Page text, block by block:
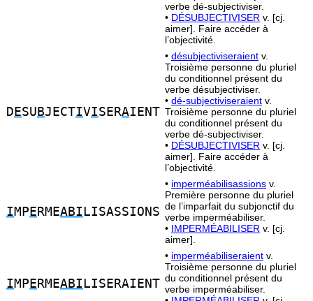
verbe dé-subjectiviser.
• DÉSUBJECTIVISER v. [cj.
aimer]. Faire accéder à
l’objectivité.
D ESU BJECTIVISERAIENT
• désubjectiviseraient v.
Troisième personne du pluriel
du conditionnel présent du
verbe désubjectiviser.
• dé-subjectiviseraient v.
Troisième personne du pluriel
du conditionnel présent du
verbe dé-subjectiviser.
• DÉSUBJECTIVISER v. [cj.
aimer]. Faire accéder à
l’objectivité.
I MP E RMEABI LISASSIONS
• imperméabilisassions v.
Première personne du pluriel
de l’imparfait du subjonctif du
verbe imperméabiliser.
• IMPERMÉABILISER v. [cj.
aimer].
I MP E RMEABI LISERAIENT
• imperméabiliseraient v.
Troisième personne du pluriel
du conditionnel présent du
verbe imperméabiliser.